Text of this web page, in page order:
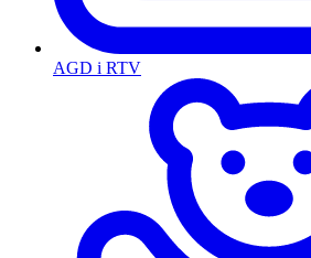
AGD i RTV